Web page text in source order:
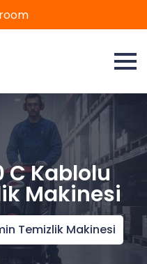
C Kablolu
Makinesi
Temizlik Makinesi